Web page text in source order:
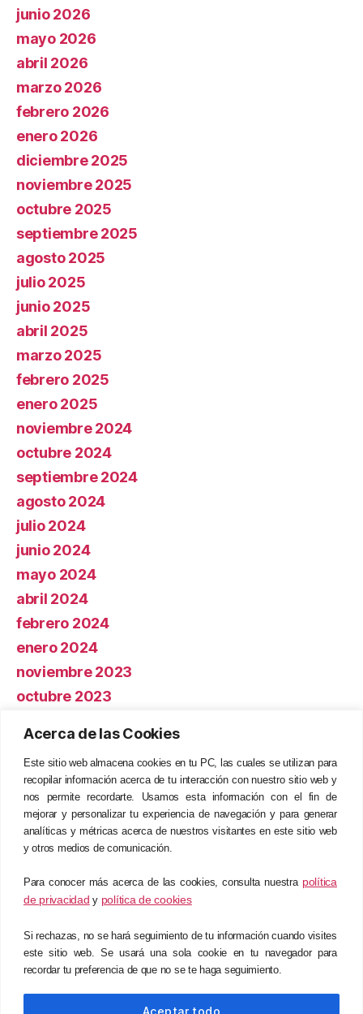
Acerca de las Cookies
Este sitio web almacena cookies en tu PC, las cuales se utilizan para
recopilar información acerca de tu interacción con nuestro sitio web y
nos permite recordarte. Usamos esta información con el fin de
mejorar y personalizar tu experiencia de navegación y para generar
analíticas y métricas acerca de nuestros visitantes en este sitio web
y otros medios de comunicación.
Para conocer más acerca de las cookies, consulta nuestra política
de privacidad y política de cookies
Si rechazas, no se hará seguimiento de tu información cuando visites
este sitio web. Se usará una sola cookie en tu navegador para
recordar tu preferencia de que no se te haga seguimiento.
Aceptar todo
junio 2026
mayo 2026
abril 2026
marzo 2026
febrero 2026
enero 2026
diciembre 2025
noviembre 2025
octubre 2025
septiembre 2025
agosto 2025
julio 2025
junio 2025
abril 2025
marzo 2025
febrero 2025
enero 2025
noviembre 2024
octubre 2024
septiembre 2024
agosto 2024
julio 2024
junio 2024
mayo 2024
abril 2024
febrero 2024
enero 2024
noviembre 2023
octubre 2023
Categorías
ERP
Eventos
HCM
Meta
Iniciar sesión
Feed de entradas
Feed de comentarios